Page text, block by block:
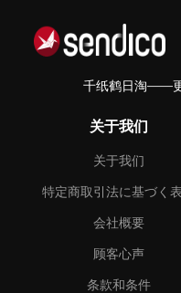
千纸鹤日淘——
关于我们
关于我们
特定商取引法に基づく
会社概要
顾客心声
条款和条件